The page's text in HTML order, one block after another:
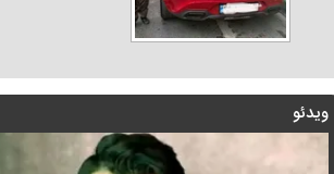
ویدئو